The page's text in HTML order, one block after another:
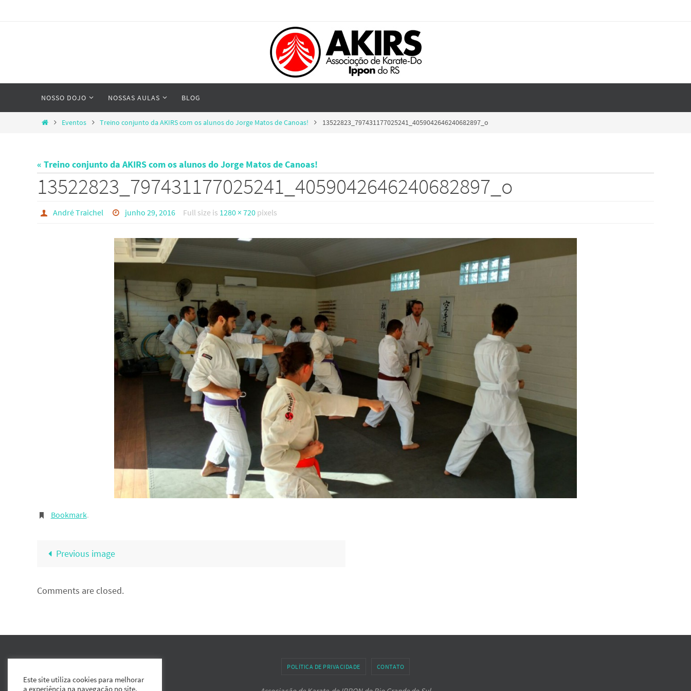
content
NOSSO DOJO NOSSAS AULAS BLOG
HomeEventos Treino conjunto da AKIRS com os alunos do Jorge Matos de Canoas! 13522823_797431177025241_4059042646240682897_o
« Treino conjunto da AKIRS com os alunos do Jorge Matos de Canoas!
13522823_797431177025241_4059042646240682897_o
André Traichel junho 29, 2016 Full size is 1280 × 720 pixels
Bookmark.
Previous image
Comments are closed.
POLÍTICA DE PRIVACIDADE CONTATO
Este site utiliza cookies para melhorar
a experiência na navegação no site.